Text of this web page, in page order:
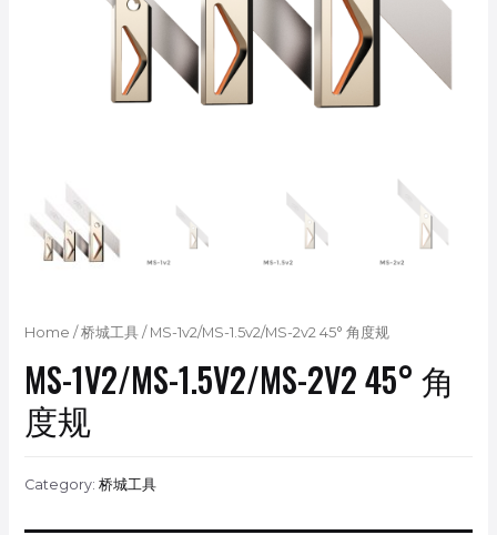
Home / 桥城工具/ MS-1v2/MS-1.5v2/MS-2v2 45° 角度规
MS-1V2/MS-1.5V2/MS-2V2 45° 角
度规
Category: 桥城工具